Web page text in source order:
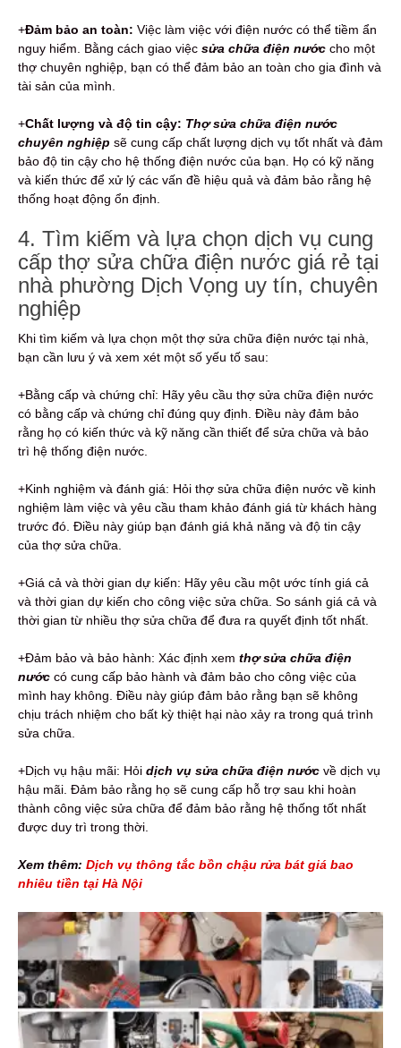
+Đảm bảo an toàn: Việc làm việc với điện nước có thể tiềm ẩn
nguy hiểm. Bằng cách giao việc sửa chữa điện nước cho một
thợ chuyên nghiệp, bạn có thể đảm bảo an toàn cho gia đình và
tài sản của mình.
+Chất lượng và độ tin cậy: Thợ sửa chữa điện nước
chuyên nghiệp sẽ cung cấp chất lượng dịch vụ tốt nhất và đảm
bảo độ tin cậy cho hệ thống điện nước của bạn. Họ có kỹ năng
và kiến thức để xử lý các vấn đề hiệu quả và đảm bảo rằng hệ
thống hoạt động ổn định.
4. Tìm kiếm và lựa chọn dịch vụ cung
cấp thợ sửa chữa điện nước giá rẻ tại
nhà phường Dịch Vọng uy tín, chuyên
nghiệp
Khi tìm kiếm và lựa chọn một thợ sửa chữa điện nước tại nhà,
bạn cần lưu ý và xem xét một số yếu tố sau:
+Bằng cấp và chứng chỉ: Hãy yêu cầu thợ sửa chữa điện nước
có bằng cấp và chứng chỉ đúng quy định. Điều này đảm bảo
rằng họ có kiến thức và kỹ năng cần thiết để sửa chữa và bảo
trì hệ thống điện nước.
+Kinh nghiệm và đánh giá: Hỏi thợ sửa chữa điện nước về kinh
nghiệm làm việc và yêu cầu tham khảo đánh giá từ khách hàng
trước đó. Điều này giúp bạn đánh giá khả năng và độ tin cậy
của thợ sửa chữa.
+Giá cả và thời gian dự kiến: Hãy yêu cầu một ước tính giá cả
và thời gian dự kiến ​​cho công việc sửa chữa. So sánh giá cả và
thời gian từ nhiều thợ sửa chữa để đưa ra quyết định tốt nhất.
+Đảm bảo và bảo hành: Xác định xem thợ sửa chữa điện
nước có cung cấp bảo hành và đảm bảo cho công việc của
mình hay không. Điều này giúp đảm bảo rằng bạn sẽ không
chịu trách nhiệm cho bất kỳ thiệt hại nào xảy ra trong quá trình
sửa chữa.
+Dịch vụ hậu mãi: Hỏi dịch vụ sửa chữa điện nước về dịch vụ
hậu mãi. Đảm bảo rằng họ sẽ cung cấp hỗ trợ sau khi hoàn
thành công việc sửa chữa để đảm bảo rằng hệ thống tốt nhất
được duy trì trong thời.
Xem thêm: Dịch vụ thông tắc bồn chậu rửa bát giá bao
nhiêu tiền tại Hà Nội